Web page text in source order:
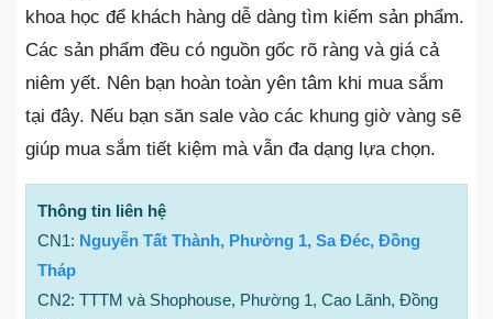
khoa học để khách hàng dễ dàng tìm kiếm sản phẩm.
Các sản phẩm đều có nguồn gốc rõ ràng và giá cả
niêm yết. Nên bạn hoàn toàn yên tâm khi mua sắm
tại đây. Nếu bạn săn sale vào các khung giờ vàng sẽ
giúp mua sắm tiết kiệm mà vẫn đa dạng lựa chọn.
Thông tin liên hệ
CN1: Nguyễn Tất Thành, Phường 1, Sa Đéc, Đồng
Tháp
CN2: TTTM và Shophouse, Phường 1, Cao Lãnh, Đồng